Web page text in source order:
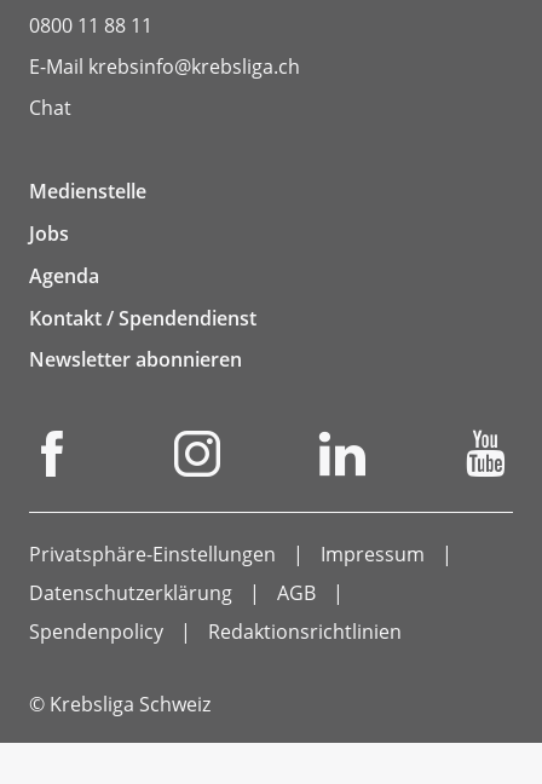
0800 11 88 11
E-Mail krebsinfo@krebsliga.ch
Chat
Medienstelle
Jobs
Agenda
Kontakt / Spendendienst
Newsletter abonnieren
Privatsphäre-Einstellungen
Impressum
Datenschutzerklärung
AGB
Spendenpolicy
Redaktionsrichtlinien
© Krebsliga Schweiz